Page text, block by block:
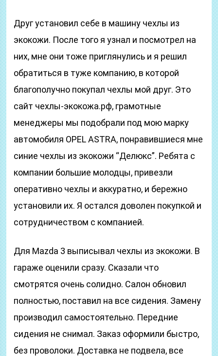
Друг установил себе в машину чехлы из
экокожи. После того я узнал и посмотрел на
них, мне они тоже приглянулись и я решил
обратиться в туже компанию, в которой
благополучно покупал чехлы мой друг. Это
сайт чехлы-экокожа.рф, грамотные
менеджеры мы подобрали под мою марку
автомобиля OPEL ASTRA, понравившиеся мне
синие чехлы из экокожи “Делюкс”. Ребята с
компании большие молодцы, привезли
оперативно чехлы и аккуратно, и бережно
установили их. Я остался доволен покупкой и
сотрудничеством с компанией.
Для Mazda 3 выписывал чехлы из экокожи. В
гараже оценили сразу. Сказали что
смотрятся очень солидно. Салон обновил
полностью, поставил на все сидения. Замену
производил самостоятельно. Передние
сидения не снимал. Заказ оформили быстро,
без проволоки. Доставка не подвела, все